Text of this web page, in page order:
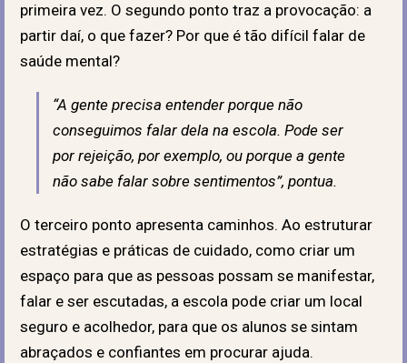
primeira vez. O segundo ponto traz a provocação: a
partir daí, o que fazer? Por que é tão difícil falar de
saúde mental?
“A gente precisa entender porque não
conseguimos falar dela na escola. Pode ser
por rejeição, por exemplo, ou porque a gente
não sabe falar sobre sentimentos”, pontua.
O terceiro ponto apresenta caminhos. Ao estruturar
estratégias e práticas de cuidado, como criar um
espaço para que as pessoas possam se manifestar,
falar e ser escutadas, a escola pode criar um local
seguro e acolhedor, para que os alunos se sintam
abraçados e confiantes em procurar ajuda.